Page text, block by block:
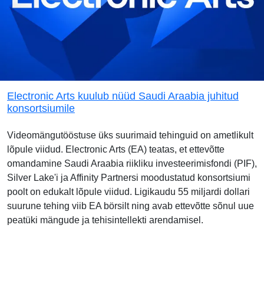
Electronic Arts kuulub nüüd Saudi Araabia juhitud
konsortsiumile
Videomängutööstuse üks suurimaid tehinguid on ametlikult
lõpule viidud. Electronic Arts (EA) teatas, et ettevõtte
omandamine Saudi Araabia riikliku investeerimisfondi (PIF),
Silver Lake'i ja Affinity Partnersi moodustatud konsortsiumi
poolt on edukalt lõpule viidud. Ligikaudu 55 miljardi dollari
suurune tehing viib EA börsilt ning avab ettevõtte sõnul uue
peatüki mängude ja tehisintellekti arendamisel.